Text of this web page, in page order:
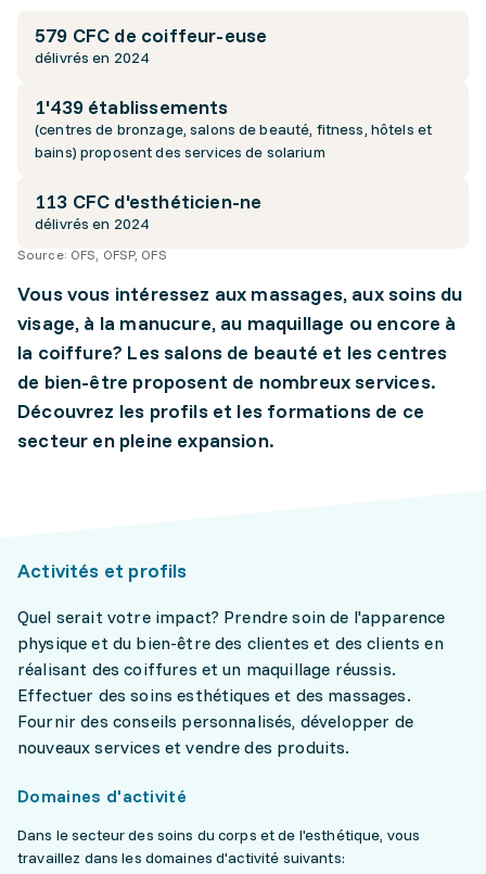
579 CFC de coiffeur-euse
délivrés en 2024
1'439 établissements
(centres de bronzage, salons de beauté, fitness, hôtels et
bains) proposent des services de solarium
113 CFC d'esthéticien-ne
délivrés en 2024
Source: OFS, OFSP, OFS
Vous vous intéressez aux massages, aux soins du
visage, à la manucure, au maquillage ou encore à
la coiffure? Les salons de beauté et les centres
de bien-être proposent de nombreux services.
Découvrez les profils et les formations de ce
secteur en pleine expansion.
Activités et profils
Quel serait votre impact? Prendre soin de l'apparence
physique et du bien-être des clientes et des clients en
réalisant des coiffures et un maquillage réussis.
Effectuer des soins esthétiques et des massages.
Fournir des conseils personnalisés, développer de
nouveaux services et vendre des produits.
Domaines d'activité
Dans le secteur des soins du corps et de l'esthétique, vous
travaillez dans les domaines d'activité suivants: